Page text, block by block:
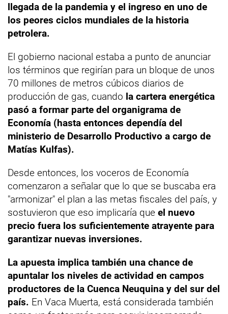
llegada de la pandemia y el ingreso en uno de
los peores ciclos mundiales de la historia
petrolera.
El gobierno nacional estaba a punto de anunciar
los términos que regirían para un bloque de unos
70 millones de metros cúbicos diarios de
producción de gas, cuando la cartera energética
pasó a formar parte del organigrama de
Economía (hasta entonces dependía del
ministerio de Desarrollo Productivo a cargo de
Matías Kulfas).
Desde entonces, los voceros de Economía
comenzaron a señalar que lo que se buscaba era
"armonizar" el plan a las metas fiscales del país, y
sostuvieron que eso implicaría que el nuevo
precio fuera los suficientemente atrayente para
garantizar nuevas inversiones.
La apuesta implica también una chance de
apuntalar los niveles de actividad en campos
productores de la Cuenca Neuquina y del sur del
país. En Vaca Muerta, está considerada también